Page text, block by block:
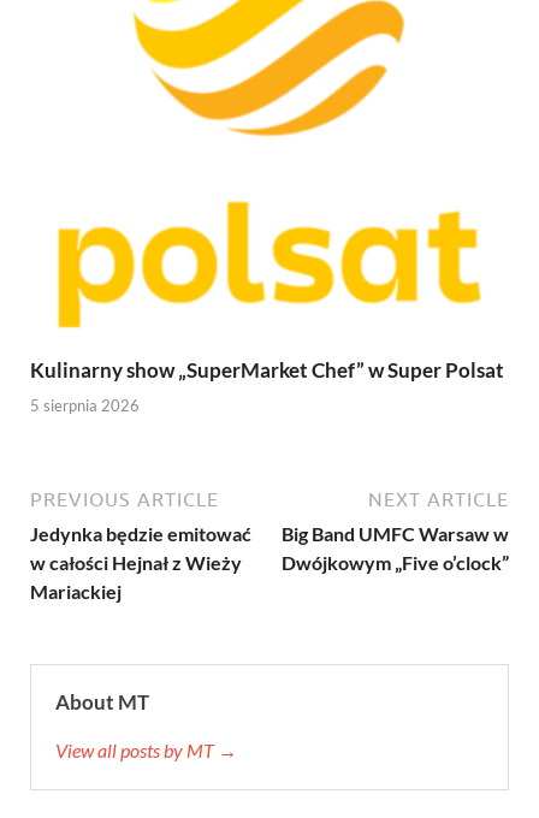
Kulinarny show „SuperMarket Chef” w Super Polsat
5 sierpnia 2026
PREVIOUS ARTICLE
Jedynka będzie emitować
w całości Hejnał z Wieży
Mariackiej
NEXT ARTICLE
Big Band UMFC Warsaw w
Dwójkowym „Five o’clock”
About MT
View all posts by MT →